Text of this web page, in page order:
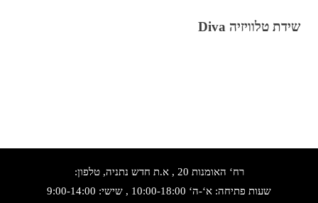
שידת טלוויזיה Diva
רח‘ האומנות 20 , א.ת חדש נתניה, טלפון:
שעות פתיחה: א‘-ה‘ 10:00-18:00 , שישי: 9:00-14:00